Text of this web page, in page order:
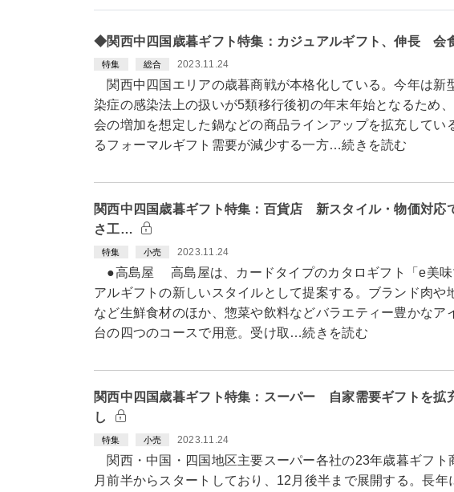
◆関西中四国歳暮ギフト特集：カジュアルギフト、伸長 会
特集 総合 2023.11.24
関西中四国エリアの歳暮商戦が本格化している。今年は新
染症の感染法上の扱いが5類移行後初の年末年始となるため
会の増加を想定した鍋などの商品ラインアップを拡充してい
るフォーマルギフト需要が減少する一方…続きを読む
関西中四国歳暮ギフト特集：百貨店 新スタイル・物価対
さ工…
特集 小売 2023.11.24
●高島屋 高島屋は、カードタイプのカタロギフト「e美味
アルギフトの新しいスタイルとして提案する。ブランド肉や
など生鮮食材のほか、惣菜や飲料などバラエティー豊かなア
台の四つのコースで用意。受け取…続きを読む
関西中四国歳暮ギフト特集：スーパー 自家需要ギフトを拡
し
特集 小売 2023.11.24
関西・中国・四国地区主要スーパー各社の23年歳暮ギフト
月前半からスタートしており、12月後半まで展開する。長年